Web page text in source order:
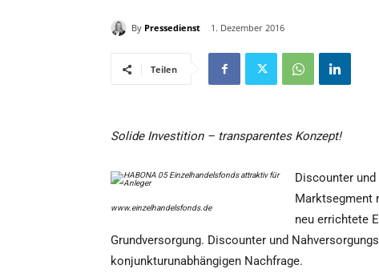
By Pressedienst 1. Dezember 2016
Teilen
Solide Investition – transparentes Konzept!
www.einzelhandelsfonds.de
Discounter
Marktsegment
neu errichtete
Grundversorgung. Discounter und
konjunkturunabhängigen Nachfrage.